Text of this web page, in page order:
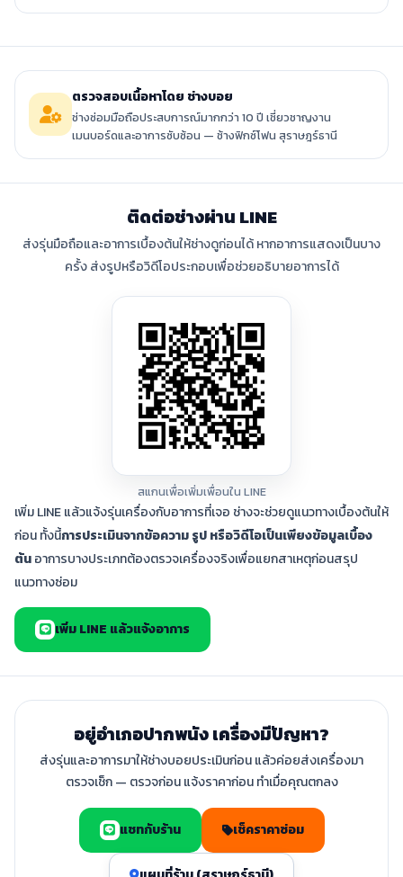
ตรวจสอบเนื้อหาโดย ช่างบอย
ช่างซ่อมมือถือประสบการณ์มากกว่า 10 ปี เชี่ยวชาญงาน
เมนบอร์ดและอาการซับซ้อน — ช้างฟิกซ์โฟน สุราษฎร์ธานี
ติดต่อช่างผ่าน LINE
ส่งรุ่นมือถือและอาการเบื้องต้นให้ช่างดูก่อนได้ หากอาการแสดงเป็นบาง
ครั้ง ส่งรูปหรือวิดีโอประกอบเพื่อช่วยอธิบายอาการได้
สแกนเพื่อเพิ่มเพื่อนใน LINE
เพิ่ม LINE แล้วแจ้งรุ่นเครื่องกับอาการที่เจอ ช่างจะช่วยดูแนวทางเบื้องต้นให้
ก่อน ทั้งนี้การประเมินจากข้อความ รูป หรือวิดีโอเป็นเพียงข้อมูลเบื้อง
ต้นอาการบางประเภทต้องตรวจเครื่องจริงเพื่อแยกสาเหตุก่อนสรุป
แนวทางซ่อม
เพิ่ม LINE แล้วแจ้งอาการ
อยู่อำเภอปากพนัง เครื่องมีปัญหา?
ส่งรุ่นและอาการมาให้ช่างบอยประเมินก่อน แล้วค่อยส่งเครื่องมา
ตรวจเช็ก — ตรวจก่อน แจ้งราคาก่อน ทำเมื่อคุณตกลง
แชทกับร้าน เช็คราคาซ่อม